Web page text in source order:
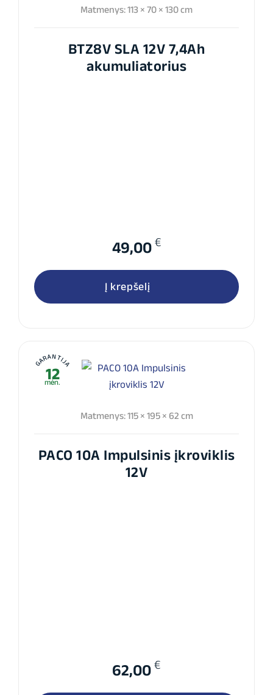
Matmenys: 113 × 70 × 130 cm
BTZ8V SLA 12V 7,4Ah
akumuliatorius
49,00 €
Į krepšelį
GARANTIJA
12
mėn.
Matmenys: 115 × 195 × 62 cm
PACO 10A Impulsinis įkroviklis
12V
62,00 €